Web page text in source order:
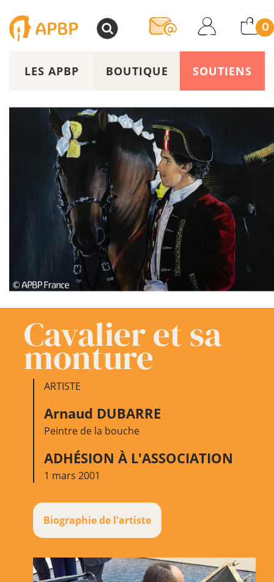
0
LES APBP BOUTIQUE SOUTIENS
Cavalier et sa
monture
ARTISTE
Arnaud DUBARRE
Peintre de la bouche
ADHÉSION À L'ASSOCIATION
1 mars 2001
Biographie de l'artiste